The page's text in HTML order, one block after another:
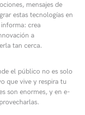
mensajes de
estas tecnologías en
crea
a
tan cerca.
el público no es solo
que vive y respira tu
son enormes, y en e-